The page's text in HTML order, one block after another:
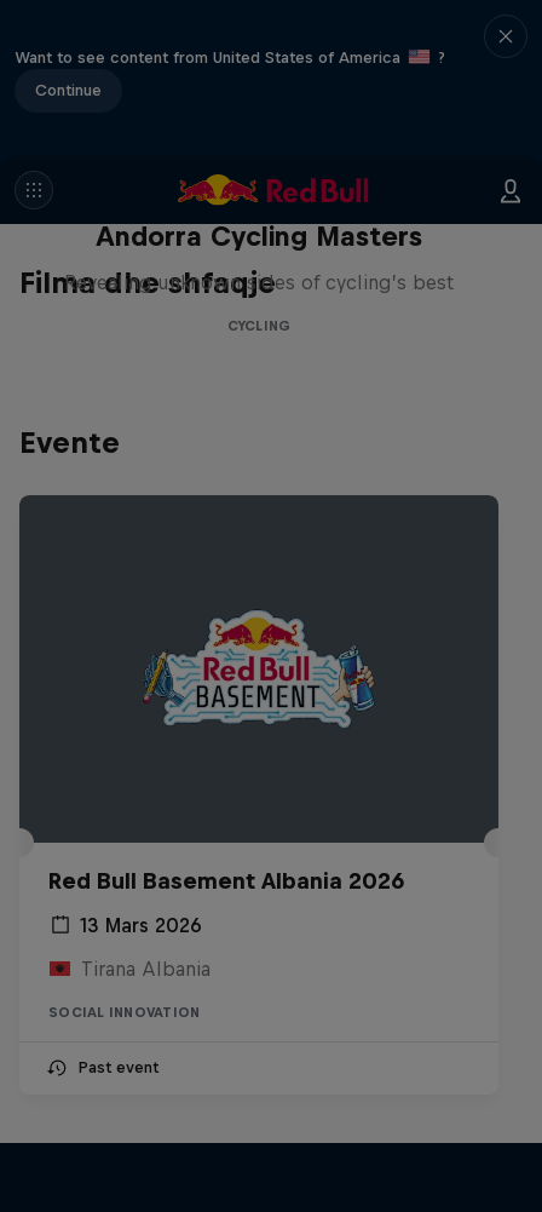
Want to see content from United States of America
?
Continue
Filma dhe shfaqje
Andorra Cycling Masters
Revealing unknown sides of cycling’s best
CYCLING
Evente
Red Bull Basement Albania 2026
13 Mars 2026
Tirana Albania
SOCIAL INNOVATION
Past event